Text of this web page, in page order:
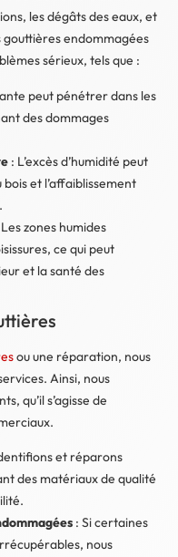
les dégâts des eaux, et
endommagées
sérieux, tels que :
peut pénétrer dans les
des dommages
: L’excès d’humidité peut
et l’affaiblissement
zones humides
ce qui peut
et la santé des
ou une réparation, nous
Ainsi, nous
qu’il s’agisse de
et réparons
des matériaux de qualité
: Si certaines
nous